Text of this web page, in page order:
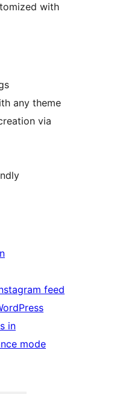
with
any theme
via
feed
in
mode